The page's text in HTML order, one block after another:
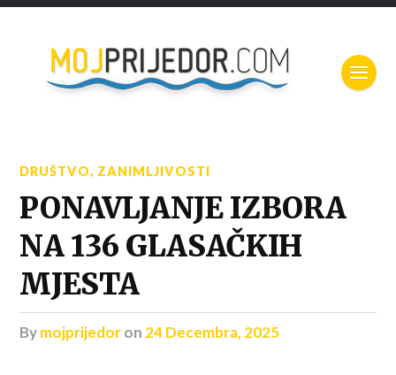
DRUŠTVO, ZANIMLJIVOSTI
PONAVLJANJE IZBORA
NA 136 GLASAČKIH
MJESTA
bymojprijedoron 24 Decembra, 2025